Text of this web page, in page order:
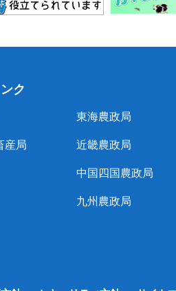
ク
産局
東海農政局
近畿農政局
中国四国農政局
九州農政局